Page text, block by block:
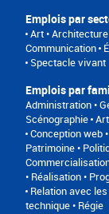
Emplois par
Art •
Communication
Spectacle vivant
Emplois par
Administration •
Scénographie
Conception web
Patrimoine •
• Réalisation •
Relation avec
technique • Régie